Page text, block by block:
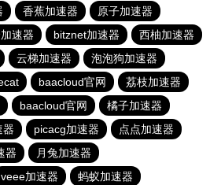
香蕉加速器
原子加速器
速器 bitznet加速器
西柚加速器
云梯加速器
泡泡狗加速器
baacloud官网
荔枝加速器
baacloud官网
橘子加速器
器 picacg加速器
点点加速器
器
月兔加速器
veee加速器 蚂蚁加速器